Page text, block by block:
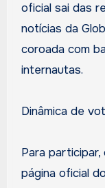
oficial sai das
notícias da
coroada com
internautas.
Dinâmica de
Para
página oficial